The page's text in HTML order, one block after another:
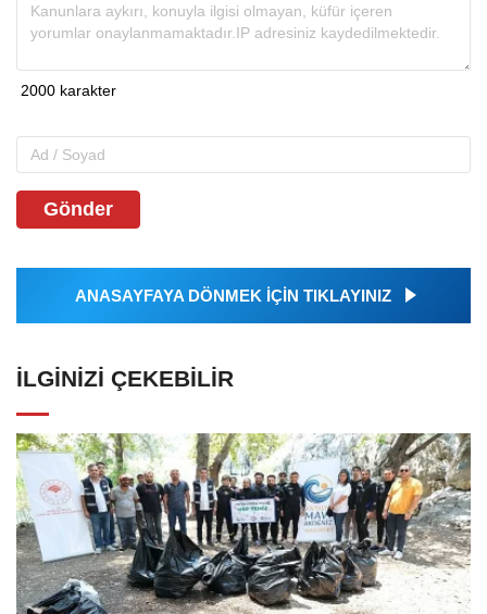
Gönder
ANASAYFAYA DÖNMEK İÇİN TIKLAYINIZ
İLGINIZI ÇEKEBILIR